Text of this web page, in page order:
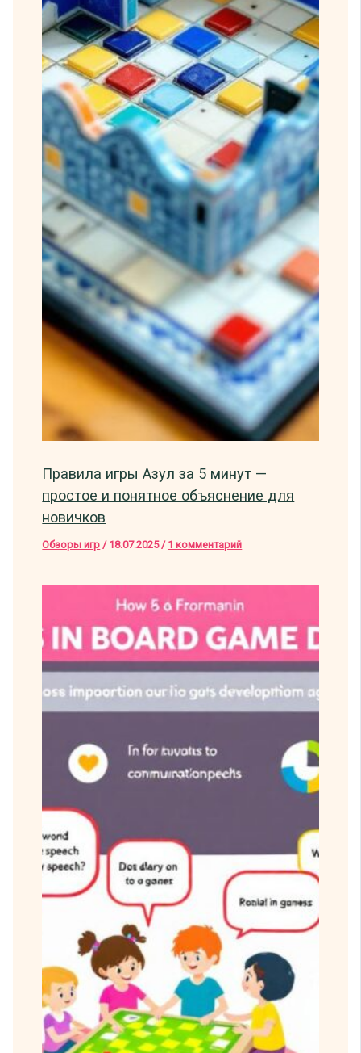
Правила игры Азул за 5 минут —
простое и понятное объяснение для
новичков
Обзоры игр / 18.07.2025 / 1 комментарий